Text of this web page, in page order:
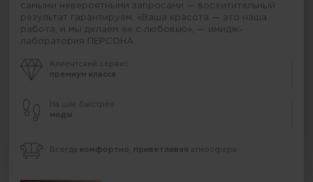
самыми невероятными запросами — восхитительный
результат гарантируем. «Ваша красота — это наша
работа, и мы делаем ее с любовью», — имидж-
лаборатория ПЕРСОНА.
Клиентский сервис
премиум класса
На шаг быстрее
моды
Всегда комфортно, приветливая атмосфера